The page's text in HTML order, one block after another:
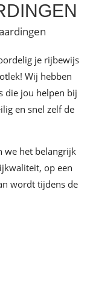
je rijbewijs
Wij hebben
die jou helpen bij
en snel zelf de
we het belangrijk
op een
wordt tijdens de